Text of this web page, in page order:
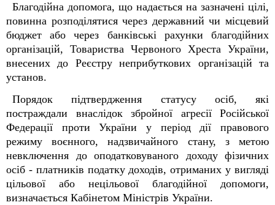
Благодійна допомога, що надається на зазначені цілі,
повинна розподілятися через державний чи місцевий
бюджет або через банківські рахунки благодійних
організацій, Товариства Червоного Хреста України,
внесених до Реєстру неприбуткових організацій та
установ.
Порядок підтвердження статусу осіб, які
постраждали внаслідок збройної агресії Російської
Федерації проти України у період дії правового
режиму воєнного, надзвичайного стану, з метою
невключення до оподатковуваного доходу фізичних
осіб - платників податку доходів, отриманих у вигляді
цільової або нецільової благодійної допомоги,
визначається Кабінетом Міністрів України.